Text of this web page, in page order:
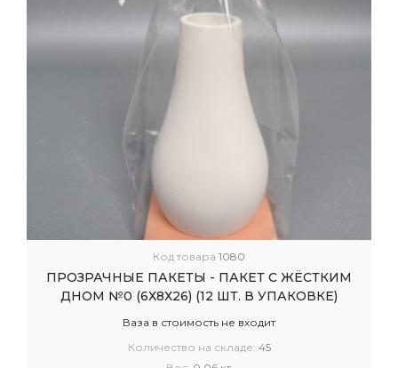
Код товара 1080
ПРОЗРАЧНЫЕ ПАКЕТЫ - ПАКЕТ С ЖЁСТКИМ
ДНОМ №0 (6Х8Х26) (12 ШТ. В УПАКОВКЕ)
Ваза в стоимость не входит
Количество на складе: 45